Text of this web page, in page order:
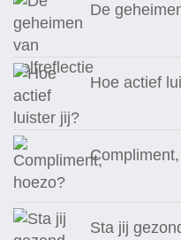
De
Hoe actief
Sta jij